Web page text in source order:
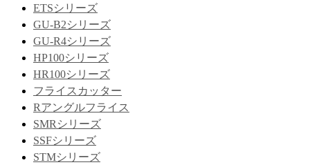
ETSシリーズ
GU-B2シリーズ
GU-R4シリーズ
HP100シリーズ
HR100シリーズ
フライスカッター
Rアングルフライス
SMRシリーズ
SSFシリーズ
STMシリーズ